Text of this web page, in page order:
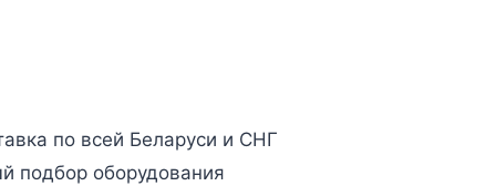
по всей Беларуси и СНГ
подбор оборудования